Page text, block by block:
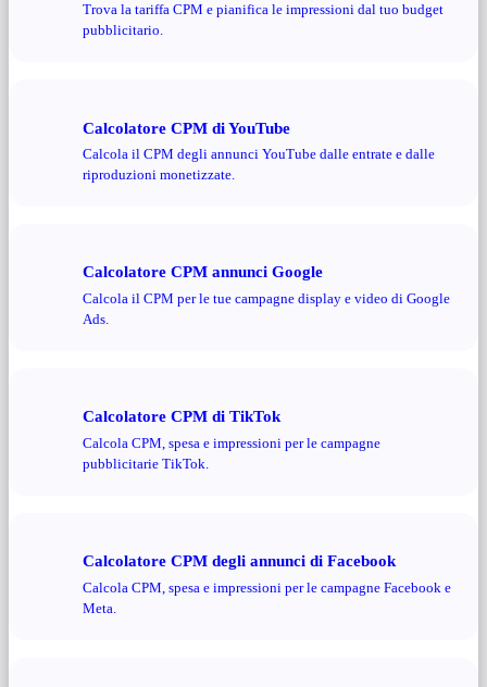
Trova la tariffa CPM e pianifica le impressioni dal tuo budget
pubblicitario.
Calcolatore CPM di YouTube
Calcola il CPM degli annunci YouTube dalle entrate e dalle
riproduzioni monetizzate.
Calcolatore CPM annunci Google
Calcola il CPM per le tue campagne display e video di Google
Ads.
Calcolatore CPM di TikTok
Calcola CPM, spesa e impressioni per le campagne
pubblicitarie TikTok.
Calcolatore CPM degli annunci di Facebook
Calcola CPM, spesa e impressioni per le campagne Facebook e
Meta.